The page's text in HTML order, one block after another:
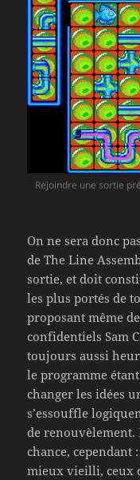
Rejoindre une sortie
On ne sera donc
de The Line
sortie, et doit
les plus portés de
proposant même
confidentiels Sam
toujours aussi
le programme
changer les idées
s’essouffle
de renouvèlement.
chance, cependant
mieux vieilli, ceux